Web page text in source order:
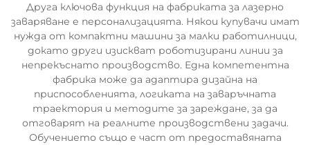
Друга ключова функция на фабриката за лазерно
заваряване е персонализацията. Някои купувачи имат
нужда от компактни машини за малки работилници,
докато други изискват роботизирани линии за
непрекъснато производство. Една компетентна
фабрика може да адаптира дизайна на
приспособленията, логиката на заваръчната
траектория и методите за зареждане, за да
отговарят на реалните производствени задачи.
Обучението също е част от предоставяната